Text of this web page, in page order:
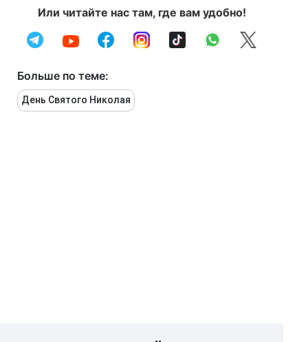
Или читайте нас там, где вам удобно!
Больше по теме:
День Святого Николая